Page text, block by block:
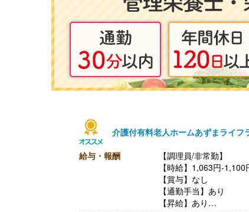
介護付有料老人ホームあずまライ
給与・報酬
【調理員/非常勤】
【時給】1,063円-1,100
【賞与】なし
【通勤手当】あり
【昇給】あり